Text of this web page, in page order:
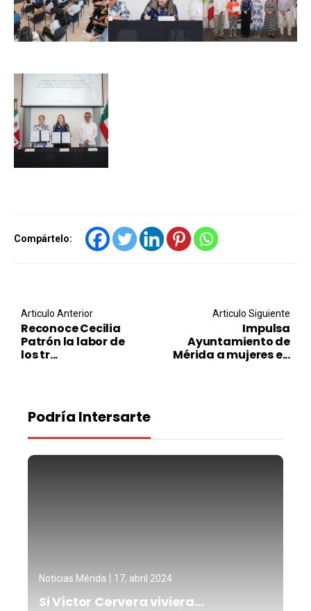
Compártelo:
Post navigation
Articulo Anterior
Reconoce Cecilia
Patrón la labor de
los tr...
Articulo Siguiente
Impulsa
Ayuntamiento de
Mérida a mujeres e...
Podría Intersarte
Noticias Mérida 17, abril 2024
Si Víctor Cervera viviera…